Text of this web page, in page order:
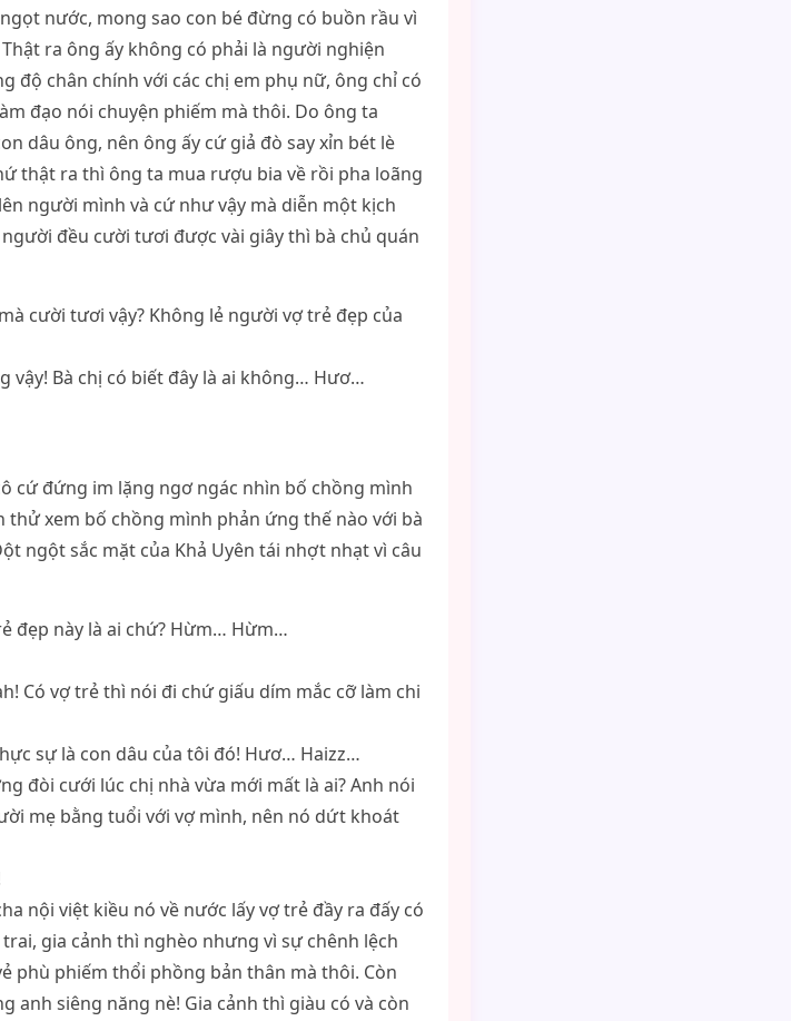
nước, mong sao con bé đừng có buồn rầu vì
ra ông ấy không có phải là người nghiện
độ chân chính với các chị em phụ nữ, ông chỉ có
đạo nói chuyện phiếm mà thôi. Do ông ta
dâu ông, nên ông ấy cứ giả đò say xỉn bét lè
thật ra thì ông ta mua rượu bia về rồi pha loãng
người mình và cứ như vậy mà diễn một kịch
đều cười tươi được vài giây thì bà chủ quán
cười tươi vậy? Không lẻ người vợ trẻ đẹp của
vậy! Bà chị có biết đây là ai không… Hươ…
cứ đứng im lặng ngơ ngác nhìn bố chồng mình
xem bố chồng mình phản ứng thế nào với bà
ngột sắc mặt của Khả Uyên tái nhợt nhạt vì câu
đẹp này là ai chứ? Hừm… Hừm…
Có vợ trẻ thì nói đi chứ giấu dím mắc cỡ làm chi
sự là con dâu của tôi đó! Hươ… Haizz…
đòi cưới lúc chị nhà vừa mới mất là ai? Anh nói
mẹ bằng tuổi với vợ mình, nên nó dứt khoát
nội việt kiều nó về nước lấy vợ trẻ đầy ra đấy có
gia cảnh thì nghèo nhưng vì sự chênh lệch
phù phiếm thổi phồng bản thân mà thôi. Còn
anh siêng năng nè! Gia cảnh thì giàu có và còn